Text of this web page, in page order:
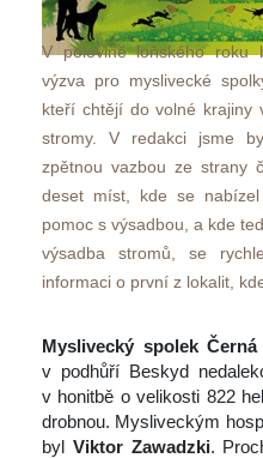
V polovině loňského roku
výzva pro myslivecké
kteří chtějí do volné krajiny
tromy. V redakci jsme
zpětnou vazbou ze strany
deset míst, kde se
pomoc s výsadbou, a kde
výsadba stromů, se
informaci o první z lokalit,
Myslivecký spolek
v podhůří Beskyd
v honitbě o velikosti 822
drobnou. Mysliveckým
byl Viktor Zawadzki.